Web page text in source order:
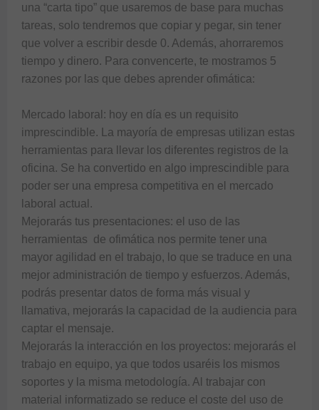
una “carta tipo” que usaremos de base para muchas
tareas, solo tendremos que copiar y pegar, sin tener
que volver a escribir desde 0. Además, ahorraremos
tiempo y dinero. Para convencerte, te mostramos 5
razones por las que debes aprender ofimática:
Mercado laboral: hoy en día es un requisito
imprescindible. La mayoría de empresas utilizan estas
herramientas para llevar los diferentes registros de la
oficina. Se ha convertido en algo imprescindible para
poder ser una empresa competitiva en el mercado
laboral actual.
Mejorarás tus presentaciones: el uso de las
herramientas  de ofimática nos permite tener una
mayor agilidad en el trabajo, lo que se traduce en una
mejor administración de tiempo y esfuerzos. Además,
podrás presentar datos de forma más visual y
llamativa, mejorarás la capacidad de la audiencia para
captar el mensaje.
Mejorarás la interacción en los proyectos: mejorarás el
trabajo en equipo, ya que todos usaréis los mismos
soportes y la misma metodología. Al trabajar con
material informatizado se reduce el coste del uso de